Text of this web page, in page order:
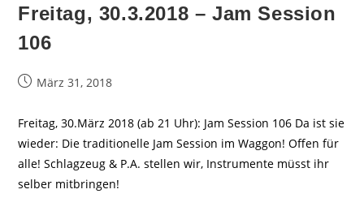
Freitag, 30.3.2018 – Jam Session
106
BeitragMärz 31, 2018
Freitag, 30.März 2018 (ab 21 Uhr): Jam Session 106 Da ist sie
wieder: Die traditionelle Jam Session im Waggon! Offen für
alle! Schlagzeug & P.A. stellen wir, Instrumente müsst ihr
selber mitbringen!